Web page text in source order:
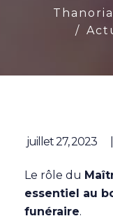
Publié le
juillet 27, 2023
Le rôle du
essentiel au
funéraire.